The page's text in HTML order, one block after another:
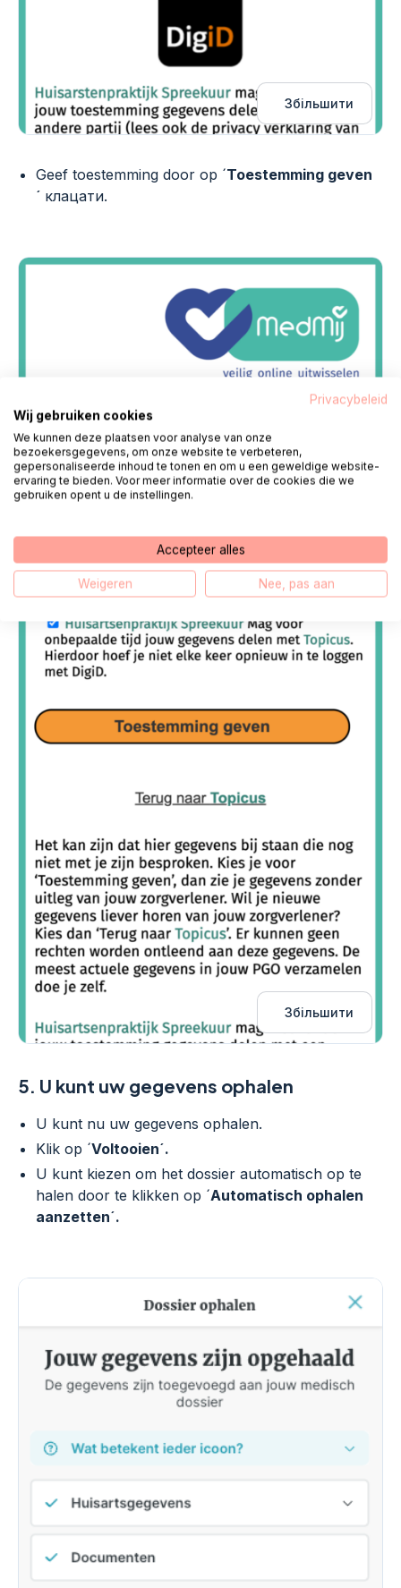
Збільшити
Geef toestemming door op ´Toestemming geven
´ клацати.
Збільшити
5. U kunt uw gegevens ophalen
U kunt nu uw gegevens ophalen.
Klik op ´Voltooien´.
U kunt kiezen om het dossier automatisch op te
halen door te klikken op ´Automatisch ophalen
aanzetten´.
Privacybeleid
Wij gebruiken cookies
We kunnen deze plaatsen voor analyse van onze
bezoekersgegevens, om onze website te verbeteren,
gepersonaliseerde inhoud te tonen en om u een geweldige website-
ervaring te bieden. Voor meer informatie over de cookies die we
gebruiken opent u de instellingen.
Accepteer alles
Weigeren Nee, pas aan